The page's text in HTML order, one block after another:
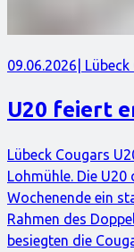
09.06.2026 |
U20 feiert
Lübeck Cougars
Lohmühle. Die U20
Wochenende ein
Rahmen des
besiegten die